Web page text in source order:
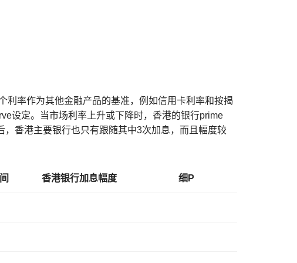
利率作为其他金融产品的基准，例如信用卡利率和按揭
设定。当市场利率上升或下降时，香港的银行prime
香港主要银行也只有跟随其中3次加息，而且幅度较
香港银行加息幅度 细P